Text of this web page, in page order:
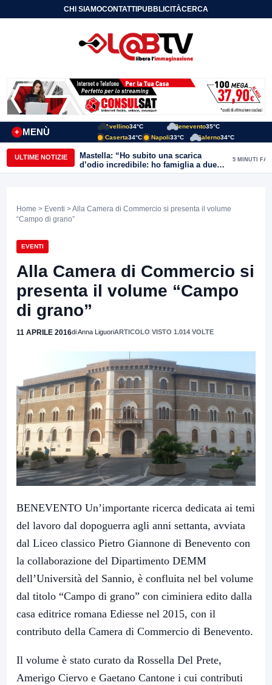
CHI SIAMOCONTATTIPUBBLICITÀCERCA
MENÙ
+
Avellino34°C Benevento35°C
Caserta34°C Napoli33°C Salerno34°C
ULTIME NOTIZIE
Mastella: “Ho subito una scarica
d’odio incredibile: ho famiglia a due
passi dal Calore”
5 MINUTI FA
Home > Eventi > Alla Camera di Commercio si presenta il volume
“Campo di grano”
EVENTI
Alla Camera di Commercio si
presenta il volume “Campo
di grano”
11 APRILE 2016di Anna LiguoriARTICOLO VISTO 1.014 VOLTE
BENEVENTO Un’importante ricerca dedicata ai temi
del lavoro dal dopoguerra agli anni settanta, avviata
dal Liceo classico Pietro Giannone di Benevento con
la collaborazione del Dipartimento DEMM
dell’Università del Sannio, è confluita nel bel volume
dal titolo “Campo di grano” con ciminiera edito dalla
casa editrice romana Ediesse nel 2015, con il
contributo della Camera di Commercio di Benevento.
Il volume è stato curato da Rossella Del Prete,
Amerigo Ciervo e Gaetano Cantone i cui contributi